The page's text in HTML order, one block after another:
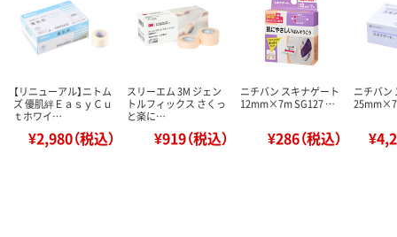
【リニューアル】ニトム
ズ 優肌絆ＥａｓｙＣｕ
ｔホワイ…
¥2,980（税込）
スリーエム 3M ジェン
トルフィックス さくっ
と楽に…
¥919（税込）
ニチバン スキナゲート
12mm×7m SG127 …
¥286（税込）
ニチバン